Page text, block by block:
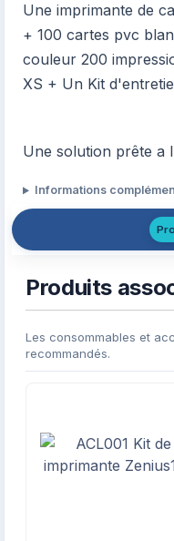
Une imprimante de
+ 100 cartes pvc
couleur 200
XS + Un Kit
Une solution prête a
Informations
Produits
Les consommables et
recommandés.